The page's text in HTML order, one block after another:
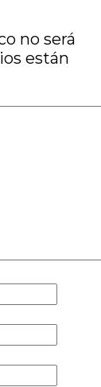
no será
están